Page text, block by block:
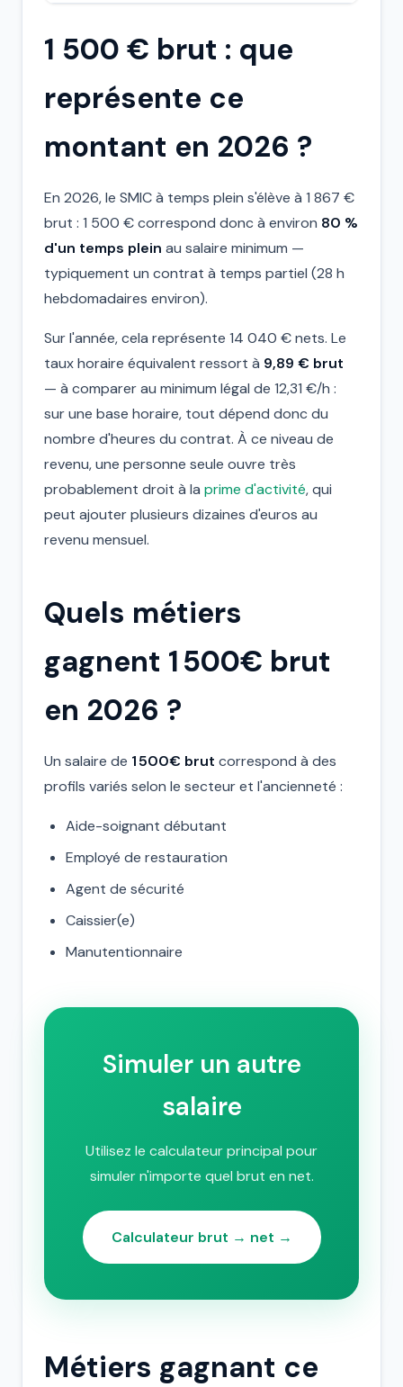
1 500 € brut : que
représente ce
montant en 2026 ?
En 2026, le SMIC à temps plein s'élève à 1 867 €
brut : 1 500 € correspond donc à environ 80 %
d'un temps plein au salaire minimum —
typiquement un contrat à temps partiel (28 h
hebdomadaires environ).
Sur l'année, cela représente 14 040 € nets. Le
taux horaire équivalent ressort à 9,89 € brut
— à comparer au minimum légal de 12,31 €/h :
sur une base horaire, tout dépend donc du
nombre d'heures du contrat. À ce niveau de
revenu, une personne seule ouvre très
probablement droit à la prime d'activité, qui
peut ajouter plusieurs dizaines d'euros au
revenu mensuel.
Quels métiers
gagnent 1 500€ brut
en 2026 ?
Un salaire de 1 500€ brut correspond à des
profils variés selon le secteur et l'ancienneté :
Aide-soignant débutant
Employé de restauration
Agent de sécurité
Caissier(e)
Manutentionnaire
Simuler un autre
salaire
Utilisez le calculateur principal pour
simuler n'importe quel brut en net.
Calculateur brut → net →
Métiers gagnant ce